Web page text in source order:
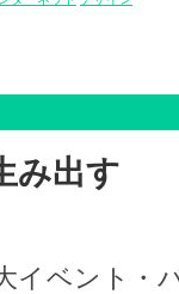
み出す
イベント・